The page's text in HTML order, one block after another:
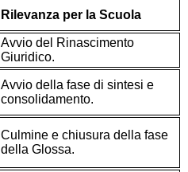
Rilevanza per la Scuola
Avvio del Rinascimento
Giuridico.
Avvio della fase di sintesi e
consolidamento.
Culmine e chiusura della fase
della Glossa.